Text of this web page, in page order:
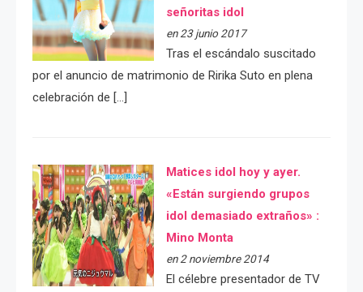
señoritas idol
en 23 junio 2017
Tras el escándalo suscitado
por el anuncio de matrimonio de Ririka Suto en plena
celebración de […]
Matices idol hoy y ayer.
«Están surgiendo grupos
idol demasiado extraños» :
Mino Monta
en 2 noviembre 2014
El célebre presentador de TV